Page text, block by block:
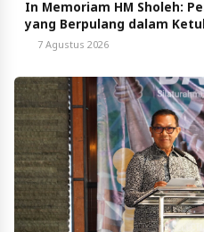
In Memoriam HM Sholeh:
yang Berpulang dalam
7 Agustus 2026